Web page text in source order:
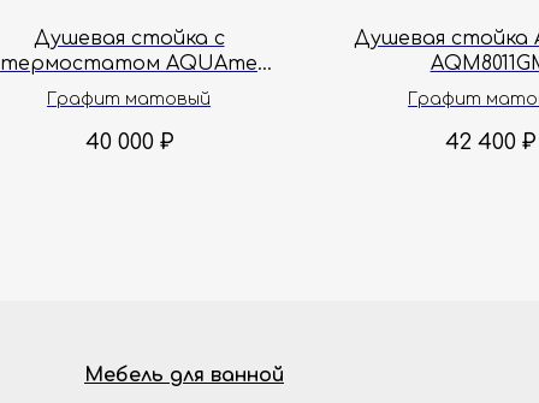
Душевая стойка с
термостатом AQUAme
Siena AQM8006GM
Графит матовый
40 000 ₽
Душевая стойка
Графит
42 400 ₽
Мебель для ванной